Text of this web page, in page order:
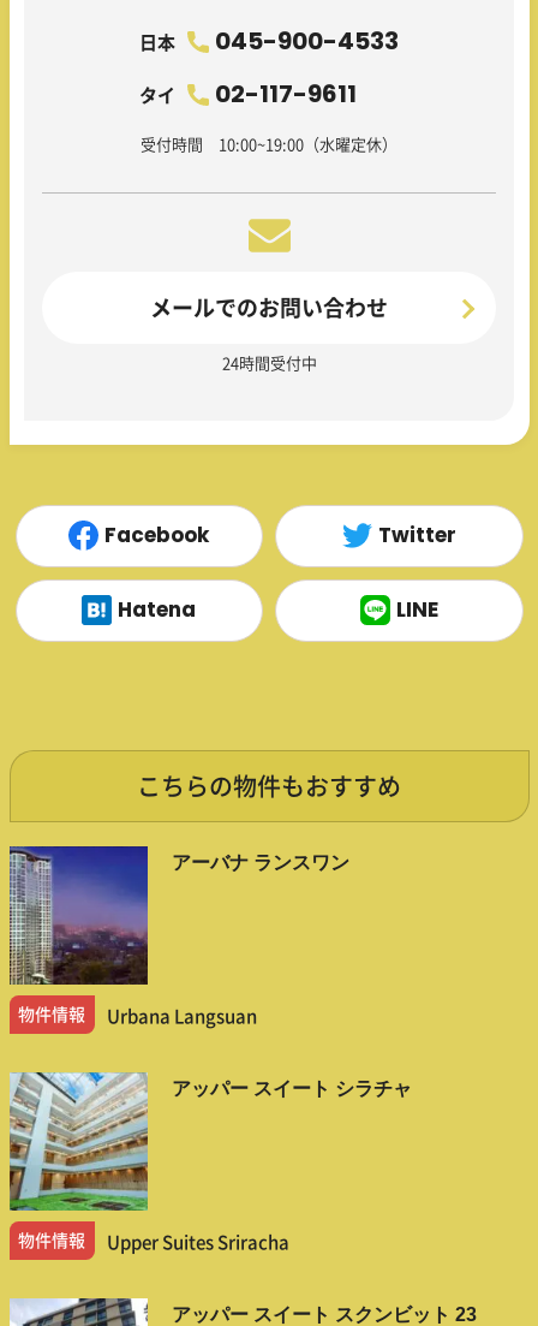
日本 045-900-4533
タイ 02-117-9611
受付時間 10:00~19:00（水曜定休）
メールでのお問い合わせ
24時間受付中
Facebook Twitter
Hatena LINE
こちらの物件もおすすめ
アーバナ ランスワン
物件情報 Urbana Langsuan
アッパー スイート シラチャ
物件情報 Upper Suites Sriracha
アッパー スイート スクンビット 23